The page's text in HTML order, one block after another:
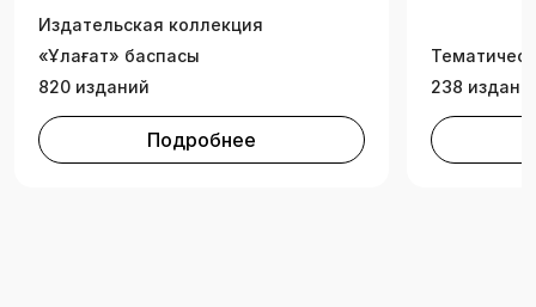
Издательская коллекция
«Ұлағат» баспасы
820 изданий
Подробнее
238